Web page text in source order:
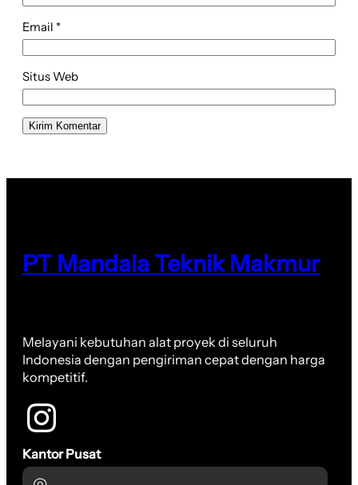
Email *
Situs Web
PT Mandala Teknik Makmur
Melayani kebutuhan alat proyek di seluruh
Indonesia dengan pengiriman cepat dengan harga
kompetitif.
Kantor Pusat